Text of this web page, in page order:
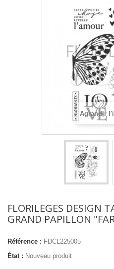
Agrandir
FLORILEGES DESIGN
GRAND PAPILLON
Référence : FDCL225005
État : Nouveau produit